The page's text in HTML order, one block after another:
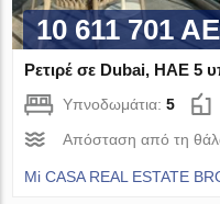
10 611 701
Ρετιρέ σε Dubai, ΗΑΕ 5
Υπνοδωμάτια:5
Απόσταση από τη
Mi CASA REAL ESTATE